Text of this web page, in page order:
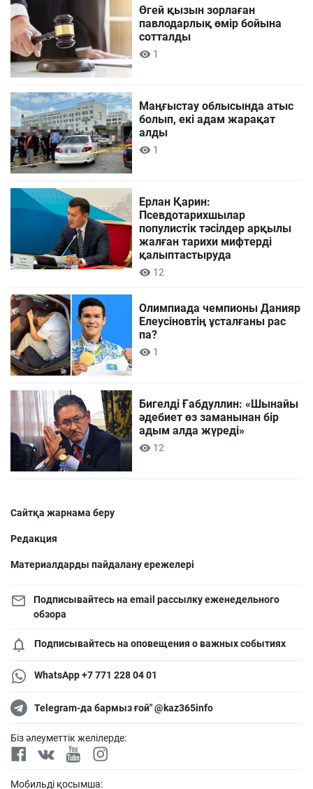
Өгей қызын зорлаған
павлодарлық өмір бойына
сотталды
1
Маңғыстау облысында атыс
болып, екі адам жарақат
алды
1
Ерлан Қарин:
Псевдотарихшылар
популистік тәсілдер арқылы
жалған тарихи мифтерді
қалыптастыруда
12
Олимпиада чемпионы Данияр
Елеусіновтің ұсталғаны рас
па?
1
Бигелді Ғабдуллин: «Шынайы
әдебиет өз заманынан бір
адым алда жүреді»
12
Сайтқа жарнама беру
Редакция
Материалдарды пайдалану ережелері
Подписывайтесь на email рассылку еженедельного
обзора
Подписывайтесь на оповещения о важных событиях
WhatsApp +7 771 228 04 01
Telegram-да бармыз ғой" @kaz365info
Біз әлеуметтік желілерде:
Мобильді қосымша: